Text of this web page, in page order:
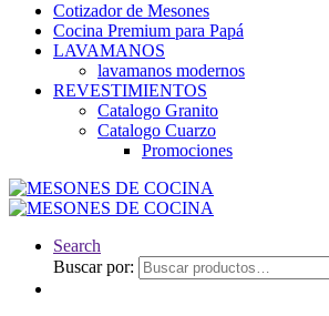
Cotizador de Mesones
Cocina Premium para Papá
LAVAMANOS
lavamanos modernos
REVESTIMIENTOS
Catalogo Granito
Catalogo Cuarzo
Promociones
Search
Buscar por: